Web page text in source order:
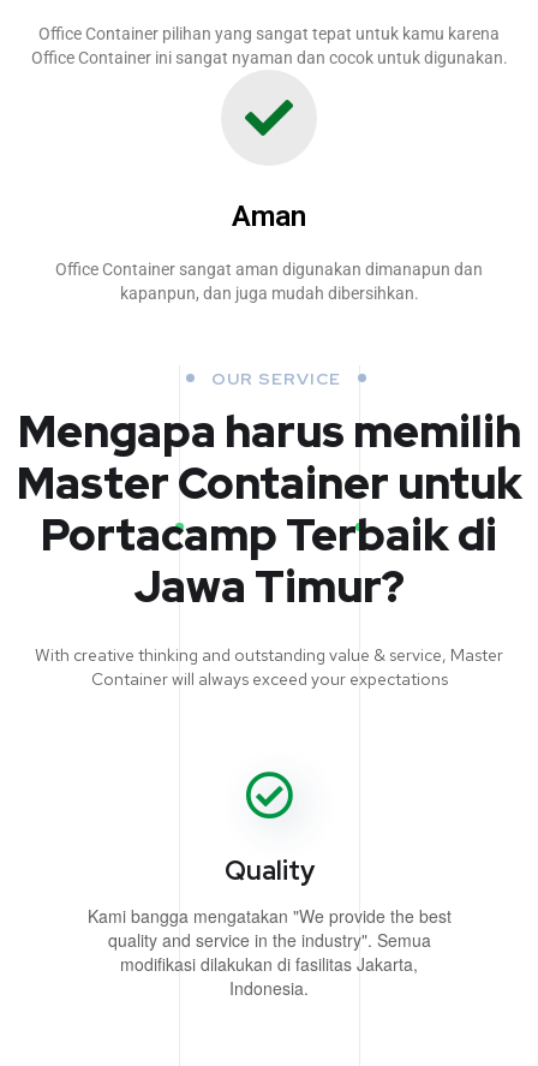
Office Container pilihan yang sangat tepat untuk kamu karena
Office Container ini sangat nyaman dan cocok untuk digunakan.
Aman
Office Container sangat aman digunakan dimanapun dan
kapanpun, dan juga mudah dibersihkan.
OUR SERVICE
Mengapa harus memilih
Master Container untuk
Portacamp Terbaik di
Jawa Timur?
With creative thinking and outstanding value & service, Master
Container will always exceed your expectations
Quality
Kami bangga mengatakan "We provide the best
quality and service in the industry". Semua
modifikasi dilakukan di fasilitas Jakarta,
Indonesia.